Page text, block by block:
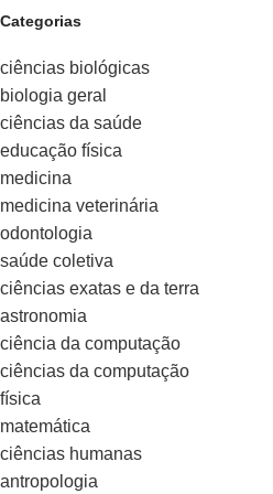
Categorias
ciências biológicas
biologia geral
ciências da saúde
educação física
medicina
medicina veterinária
odontologia
saúde coletiva
ciências exatas e da terra
astronomia
ciência da computação
ciências da computação
física
matemática
ciências humanas
antropologia